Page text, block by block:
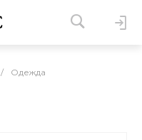
/ Одежда